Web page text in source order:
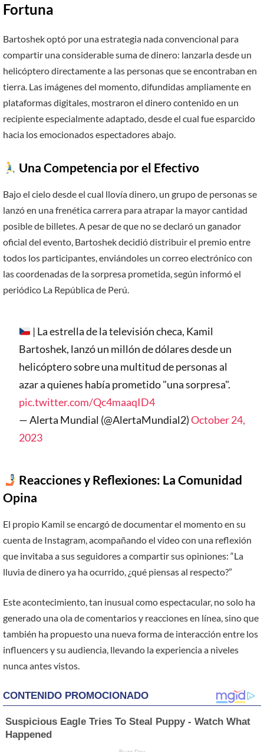
Fortuna
Bartoshek optó por una estrategia nada convencional para
compartir una considerable suma de dinero: lanzarla desde un
helicóptero directamente a las personas que se encontraban en
tierra. Las imágenes del momento, difundidas ampliamente en
plataformas digitales, mostraron el dinero contenido en un
recipiente especialmente adaptado, desde el cual fue esparcido
hacia los emocionados espectadores abajo.
Una Competencia por el Efectivo
Bajo el cielo desde el cual llovía dinero, un grupo de personas se
lanzó en una frenética carrera para atrapar la mayor cantidad
posible de billetes. A pesar de que no se declaró un ganador
oficial del evento, Bartoshek decidió distribuir el premio entre
todos los participantes, enviándoles un correo electrónico con
las coordenadas de la sorpresa prometida, según informó el
periódico La República de Perú.
| La estrella de la televisión checa, Kamil
Bartoshek, lanzó un millón de dólares desde un
helicóptero sobre una multitud de personas al
azar a quienes había prometido "una sorpresa".
pic.twitter.com/Qc4maaqID4
— Alerta Mundial (@AlertaMundial2)October 24,
2023
Reacciones y Reflexiones: La Comunidad
Opina
El propio Kamil se encargó de documentar el momento en su
cuenta de Instagram, acompañando el video con una reflexión
que invitaba a sus seguidores a compartir sus opiniones: “La
lluvia de dinero ya ha ocurrido, ¿qué piensas al respecto?”
Este acontecimiento, tan inusual como espectacular, no solo ha
generado una ola de comentarios y reacciones en línea, sino que
también ha propuesto una nueva forma de interacción entre los
influencers y su audiencia, llevando la experiencia a niveles
nunca antes vistos.